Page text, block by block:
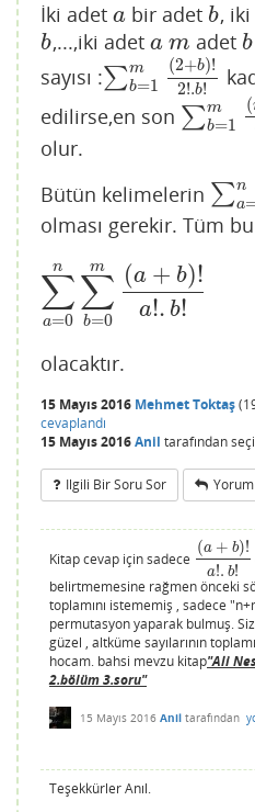
İki adet a
a bir adet b
b,
b
b,...,iki adet a
a m
m adet b
b
sayısı :∑m
b=1
(2+b)!
2!.b!
∑b=1m (2+b)! 2!.b
edilirse,en son ∑m
b=1
(
∑b=1 m (
olur.
Bütün kelimelerin ∑n
a
∑a=1
olması gerekir. Tüm
∑
a=0
n ∑
b=0
m (a + b)!
a!. b!
∑a = n b =0m(a+b)
olacaktır.
15 Mayıs 2016 Mehmet Toktaş(
cevaplandı
15 Mayıs 2016Anil tarafından
Ilgili Bir Soru Sor Yorum
Kitap cevap için sadece
(a + b)!
a!. b!
(a+b)!a!.b
belirtmemesine rağmen önceki
toplamını istememiş , sadece
permutasyon yaparak bulmuş.
güzel , altküme sayılarının
hocam. bahsi mevzu kitap"Ali
2.bölüm 3.soru"
15 Mayıs 2016 Anil tarafından
Teşekkürler Anıl.